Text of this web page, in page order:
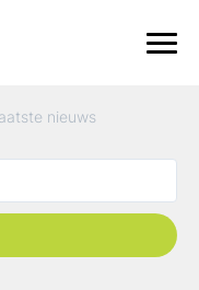
nieuws